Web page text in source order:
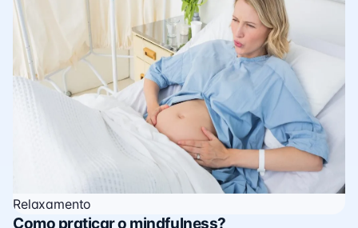
Relaxamento
Como praticar o mindfulness?